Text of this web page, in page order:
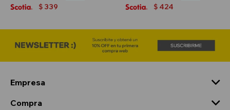
$ 339 $ 424
Empresa
Compra